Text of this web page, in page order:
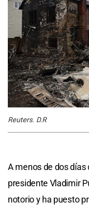
Reuters. D.R
A menos de dos días
presidente Vladimir
notorio y ha puesto